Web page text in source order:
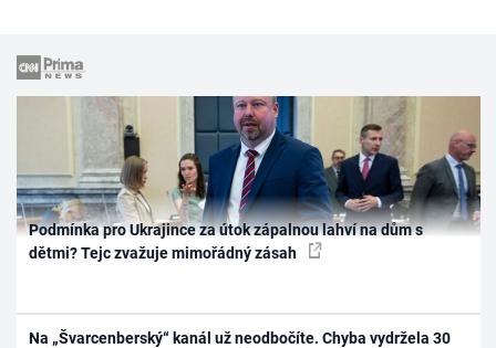
Podmínka pro Ukrajince za útok zápalnou lahví na dům s
dětmi? Tejc zvažuje mimořádný zásah
Na „Švarcenberský“ kanál už neodbočíte. Chyba vydržela 30